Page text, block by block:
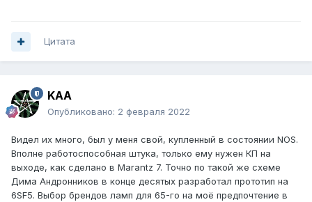
Цитата
KAA
Опубликовано: 2 февраля 2022
Видел их много, был у меня свой, купленный в состоянии NOS.
Вполне работоспособная штука, только ему нужен КП на
выходе, как сделано в Marantz 7. Точно по такой же схеме
Дима Андронников в конце десятых разработал прототип на
6SF5. Выбор брендов ламп для 65-го на моё предпочтение в